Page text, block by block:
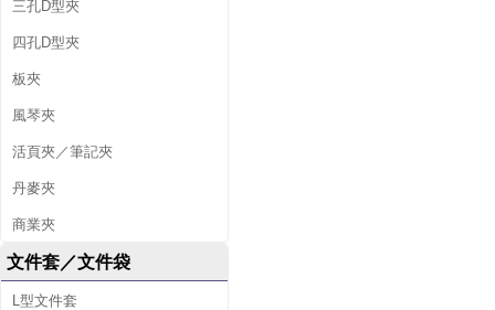
三孔D型夾
四孔D型夾
板夾
風琴夾
活頁夾／筆記夾
丹麥夾
商業夾
文件套／文件袋
L型文件套